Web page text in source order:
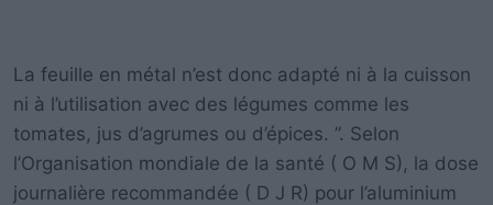
La feuille en métal n’est donc adapté ni à la cuisson
ni à l’utilisation avec des légumes comme les
tomates, jus d’agrumes ou d’épices. ”. Selon
l’Organisation mondiale de la santé ( O M S), la dose
journalière recommandée ( D J R) pour l’aluminium